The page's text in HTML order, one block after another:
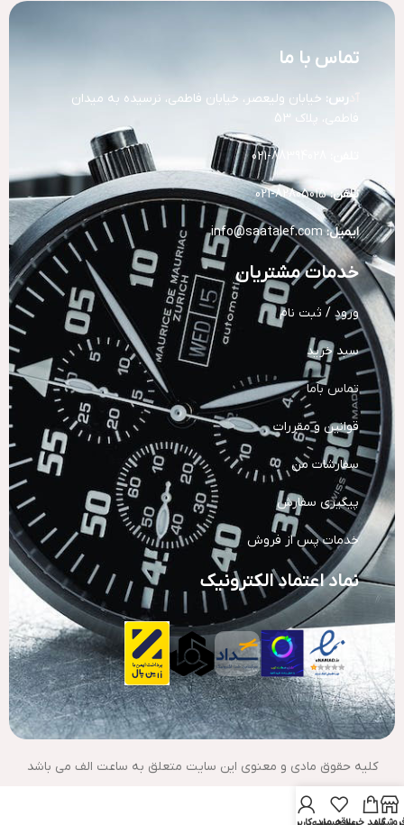
تماس با ما
رس: خیابان ولیعصر، خیابان فاطمی، نرسیده به میدان
فاطمی، پلاک 53
تلفن:82805015-021
ایمیل: info@saatalef.com
خدمات مشتریان
ورود / ثبت نام
سبد خرید
تماس باما
قوانین و مقررات
سفارشات من
پیگیری سفارش
خدمات پس از فروش
نماد اعتماد الکترونیک
کلیه حقوق مادی و معنوی این سایت متعلق به ساعت الف می باشد
سبد خریدعلاقه مندی
حساب کاربری من